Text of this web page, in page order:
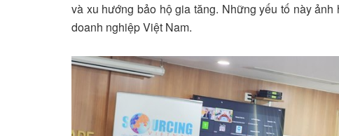
và xu hướng bảo hộ gia tăng. Những yếu tố này
doanh nghiệp Việt Nam.